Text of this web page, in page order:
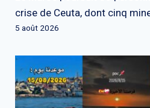
crise de Ceuta, dont cinq
5 août 2026